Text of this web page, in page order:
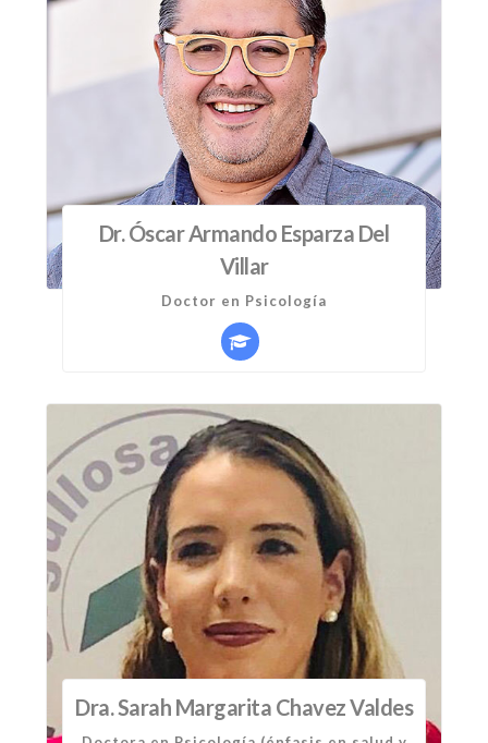
Dr. Óscar Armando Esparza Del
Villar
Doctor en Psicología
Dra. Sarah Margarita Chavez Valdes